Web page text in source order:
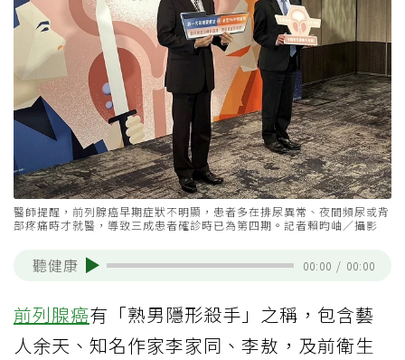
醫師提醒，前列腺癌早期症狀不明顯，患者多在排尿異常、夜間頻尿或背
部疼痛時才就醫，導致三成患者確診時已為第四期。記者賴昀岫／攝影
聽健康 00:00 / 00:00
前列腺癌有「熟男隱形殺手」之稱，包含藝
人余天、知名作家李家同、李敖，及前衛生